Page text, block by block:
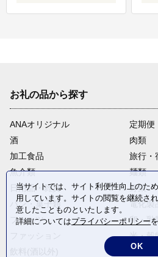
お礼の品から探す
ANAオリジナル
定期便
酒
肉類
加工食品
旅行・
魚介類
麺類
日用品・雑貨
野菜
パン・菓子類
電化製
フルーツ
卵・乳
米・穀
返礼品
当サイトでは、サイト利便性向上のた
用しています。サイトの閲覧を継続さ
意したことものといたします。
詳細についてはプライバシーポリシー
OK